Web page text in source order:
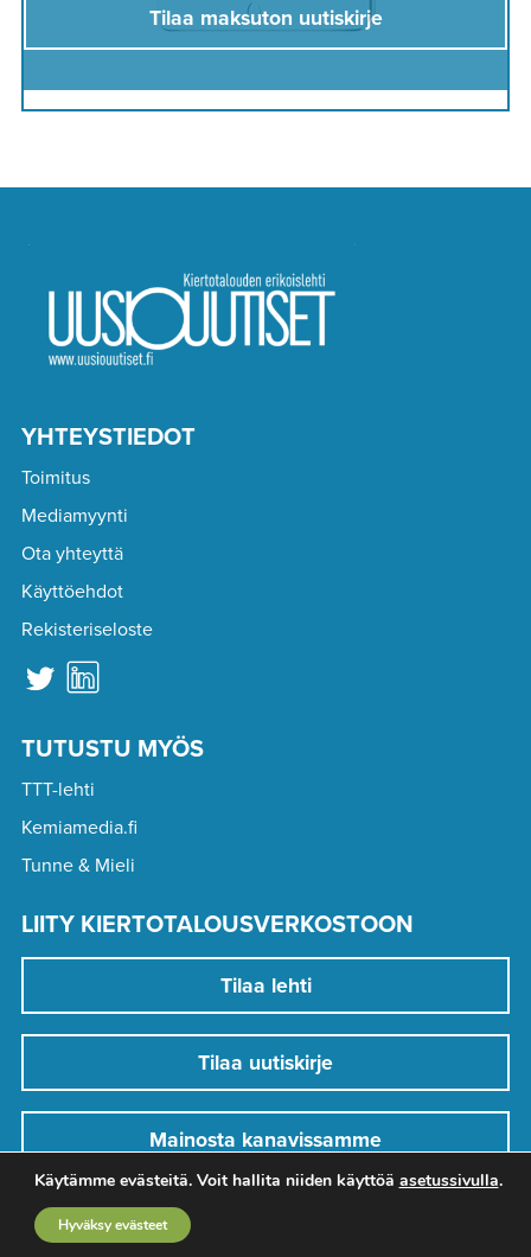
Tilaa maksuton uutiskirje
YHTEYSTIEDOT
Toimitus
Mediamyynti
Ota yhteyttä
Käyttöehdot
Rekisteriseloste
TUTUSTU MYÖS
TTT-lehti
Kemiamedia.fi
Tunne & Mieli
LIITY KIERTOTALOUSVERKOSTOON
Tilaa lehti
Tilaa uutiskirje
Mainosta kanavissamme
Käytämme evästeitä. Voit hallita niiden käyttöä asetussivulla.
Hyväksy evästeet